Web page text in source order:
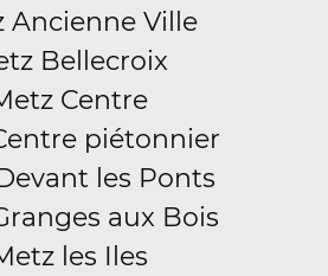
Ancienne Ville
Bellecroix
Centre
piétonnier
les Ponts
aux Bois
les Iles